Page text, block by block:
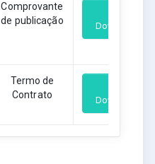
Comprovante
de publicação
Download
Termo de
Contrato
Download